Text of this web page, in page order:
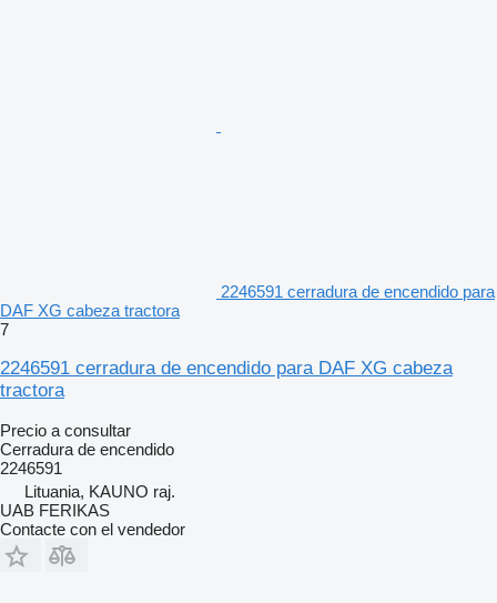
2246591 cerradura de encendido para
DAF XG cabeza tractora
7
2246591 cerradura de encendido para DAF XG cabeza
tractora
Precio a consultar
Cerradura de encendido
2246591
Lituania, KAUNO raj.
UAB FERIKAS
Contacte con el vendedor